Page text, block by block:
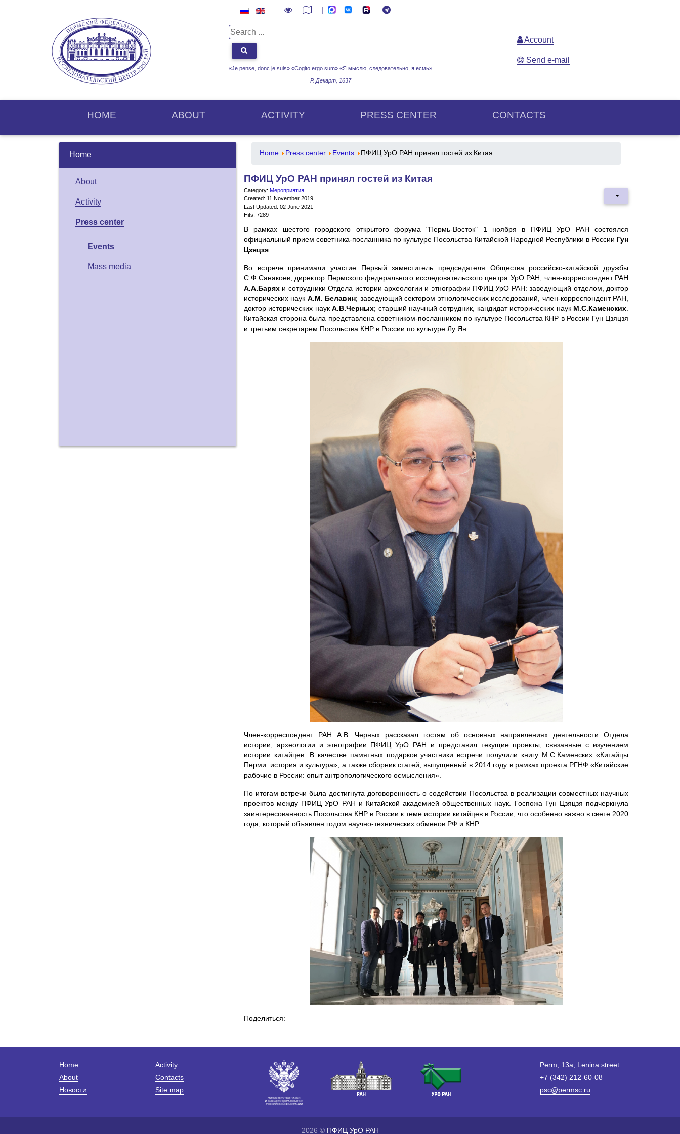
«Je pense, donc je suis» «Cogito ergo sum» «Я мыслю, следовательно, я есмь»
Р. Декарт, 1637
Account
Send e-mail
HOME ABOUT ACTIVITY PRESS CENTER CONTACTS
Home
About
Activity
Press center
Events
Mass media
Home Press center Events ПФИЦ УрО РАН принял гостей из Китая
ПФИЦ УрО РАН принял гостей из Китая
Category: Мероприятия
Created: 11 November 2019
Last Updated: 02 June 2021
Hits: 7289
В рамках шестого городского открытого форума "Пермь-Восток" 1 ноября в ПФИЦ УрО РАН состоялся
официальный прием советника-посланника по культуре Посольства Китайской Народной Республики в России Гун
Цзяцзя
Во встрече принимали участие Первый заместитель председателя Общества российско-китайской дружбы
С.Ф.Санакоев, директор Пермского федерального исследовательского центра УрО РАН, член-корреспондент РАН
А.А.Барях и сотрудники Отдела истории археологии и этнографии ПФИЦ УрО РАН: заведующий отделом, доктор
исторических наук А.М. Белавин; заведующий сектором этнологических исследований, член-корреспондент РАН,
доктор исторических наукА.В.Черных; старший научный сотрудник, кандидат исторических наук М.С.Каменских
Китайская сторона была представлена советником-посланником по культуре Посольства КНР в России Гун Цзяцзя
и третьим секретарем Посольства КНР в России по культуре Лу Ян.
Член-корреспондент РАН А.В. Черных рассказал гостям об основных направлениях деятельности Отдела
истории, археологии и этнографии ПФИЦ УрО РАН и представил текущие проекты, связанные с изучением
истории китайцев. В качестве памятных подарков участники встречи получили книгу М.С.Каменских «Китайцы
Перми: история и культура», а также сборник статей, выпущенный в 2014 году в рамках проекта РГНФ «Китайские
рабочие в России: опыт антропологического осмысления».
По итогам встречи была достигнута договоренность о содействии Посольства в реализации совместных научных
проектов между ПФИЦ УрО РАН и Китайской академией общественных наук. Госпожа Гун Цзяцзя подчеркнула
заинтересованность Посольства КНР в России к теме истории китайцев в России, что особенно важно в свете 2020
года, который объявлен годом научно-технических обменов РФ и КНР.
Поделиться:
Home
About
Новости
Activity
Contacts
Site map
Perm, 13a, Lenina street
+7 (342) 212-60-08
psc@permsc.ru
2026 © ПФИЦ УрО РАН